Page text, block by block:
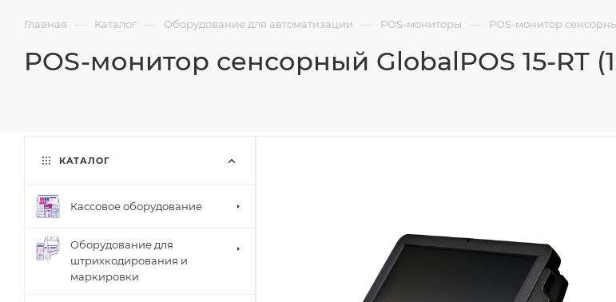
Главная — Каталог — Оборудование для автоматизации — POS-мониторы — POS-монитор
POS-монитор сенсорный GlobalPOS 15-RT
КАТАЛОГ
Кассовое оборудование
Оборудование для
штрихкодирования и
маркировки